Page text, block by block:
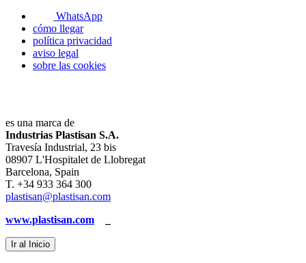
WhatsApp
cómo llegar
política privacidad
aviso legal
sobre las cookies
es una marca de
Industrias Plastisan S.A.
Travesía Industrial, 23 bis
08907 L'Hospitalet de Llobregat
Barcelona, Spain
T. +34 933 364 300
plastisan@plastisan.com
www.plastisan.com
Ir al Inicio